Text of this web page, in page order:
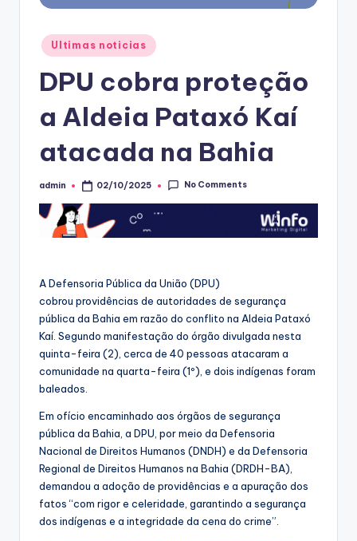
Posted
in
Ultimas noticias
DPU cobra proteção
a Aldeia Pataxó Kaí
atacada na Bahia
Posted
admin 02/10/2025 No Comments
A Defensoria Pública da União (DPU)
cobrou providências de autoridades de segurança
pública da Bahia em razão do conflito na Aldeia Pataxó
Kaí. Segundo manifestação do órgão divulgada nesta
quinta-feira (2), cerca de 40 pessoas atacaram a
comunidade na quarta-feira (1º), e dois indígenas foram
baleados.
Em ofício encaminhado aos órgãos de segurança
pública da Bahia, a DPU, por meio da Defensoria
Nacional de Direitos Humanos (DNDH) e da Defensoria
Regional de Direitos Humanos na Bahia (DRDH-BA),
demandou a adoção de providências e a apuração dos
fatos “com rigor e celeridade, garantindo a segurança
dos indígenas e a integridade da cena do crime”.